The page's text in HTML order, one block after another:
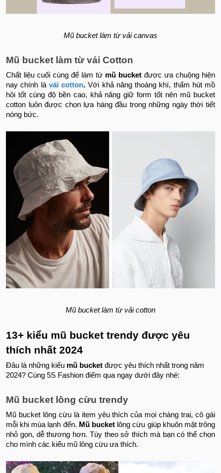
Mũ bucket làm từ vải canvas
Mũ bucket làm từ vải Cotton
Chất liệu cuối cùng để làm từ mũ bucket được ưa chuộng hiện
nay chính là vải cotton.Với khả năng thoáng khí, thấm hút mồ
hôi tốt cùng độ bền cao, khả năng giữ form tốt nên mũ bucket
cotton luôn được chọn lựa hàng đầu trong những ngày thời tiết
nóng bức.
Mũ bucket làm từ vải cotton
13+ kiểu mũ bucket trendy được yêu
thích nhất 2024
Đâu là những kiểu mũ bucket được yêu thích nhất trong năm
2024? Cùng 5S Fashion điểm qua ngay dưới đây nhé:
Mũ bucket lông cừu trendy
Mũ bucket lông cừu là item yêu thích của mọi chàng trai, cô gái
mỗi khi mùa lạnh đến. Mũ bucket lông cừu giúp khuôn mặt trông
nhỏ gọn, dễ thương hơn. Tùy theo sở thích mà bạn có thể chọn
cho mình các kiểu mũ lông cừu ưa thích.